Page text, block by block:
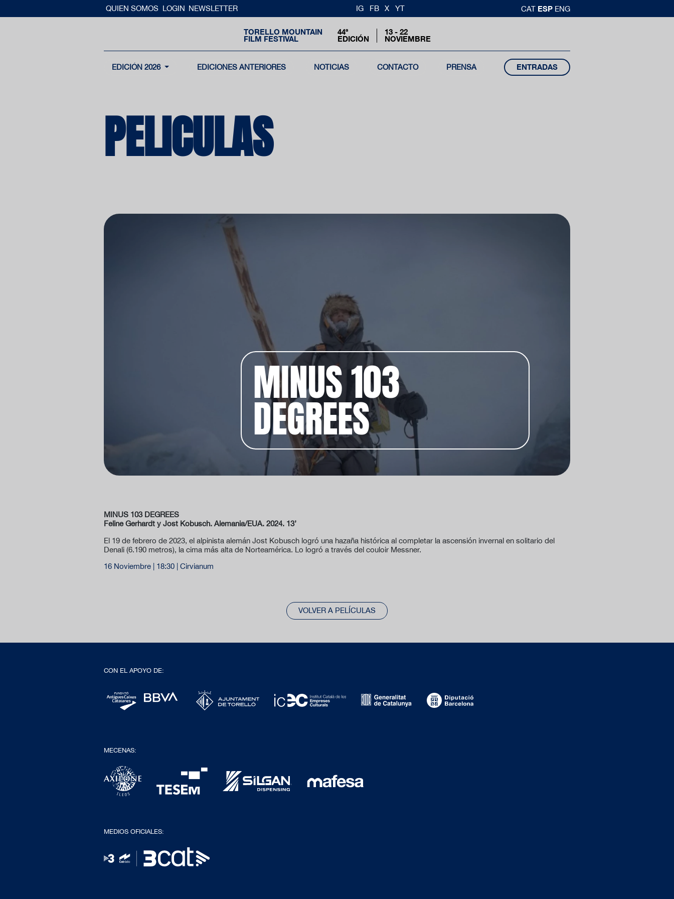
QUIEN SOMOS LOGIN NEWSLETTER IG FB X YT CAT ESP ENG
TORELLO MOUNTAIN
FILM FESTIVAL
44ª
EDICIÓN
13 - 22
NOVIEMBRE
EDICIÓN 2026 EDICIONES ANTERIORES NOTICIAS CONTACTO PRENSA ENTRADAS
PELICULAS
MINUS 103
DEGREES
MINUS 103 DEGREES
Feline Gerhardt y Jost Kobusch. Alemania/EUA. 2024. 13’
El 19 de febrero de 2023, el alpinista alemán Jost Kobusch logró una hazaña histórica al completar la ascensión invernal en solitario del
Denali (6.190 metros), la cima más alta de Norteamérica. Lo logró a través del couloir Messner.
16 Noviembre | 18:30 | Cirvianum
VOLVER A PELÍCULAS
CON EL APOYO DE:
MECENAS:
MEDIOS OFICIALES: